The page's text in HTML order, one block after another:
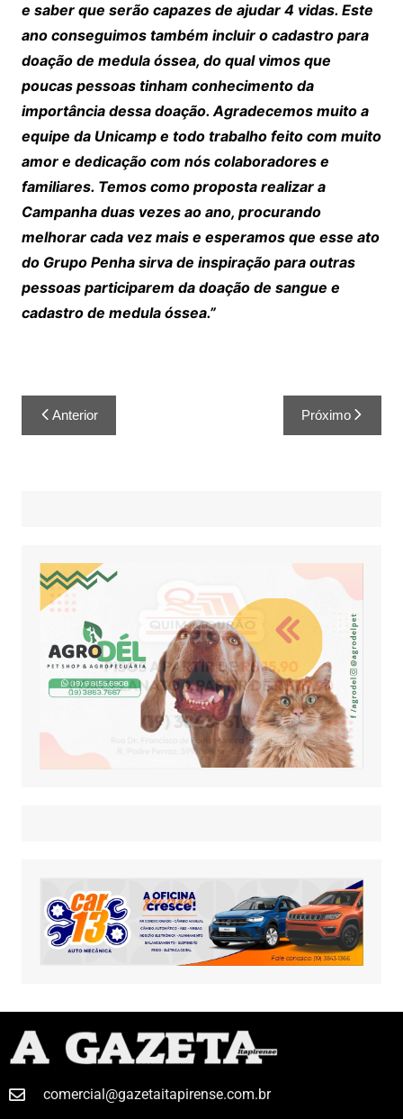
e saber que serão capazes de ajudar 4 vidas. Este
ano conseguimos também incluir o cadastro para
doação de medula óssea, do qual vimos que
poucas pessoas tinham conhecimento da
importância dessa doação. Agradecemos muito a
equipe da Unicamp e todo trabalho feito com muito
amor e dedicação com nós colaboradores e
familiares. Temos como proposta realizar a
Campanha duas vezes ao ano, procurando
melhorar cada vez mais e esperamos que esse ato
do Grupo Penha sirva de inspiração para outras
pessoas participarem da doação de sangue e
cadastro de medula óssea.”
Anterior Próximo
comercial@gazetaitapirense.com.br